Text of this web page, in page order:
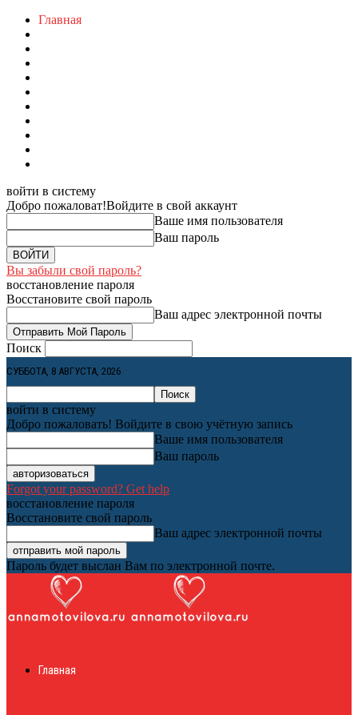
Главная
войти в систему
Добро пожаловат!Войдите в свой аккаунт
Ваше имя пользователя
Ваш пароль
Вы забыли свой пароль?
восстановление пароля
Восстановите свой пароль
Ваш адрес электронной почты
Поиск
СУББОТА, 8 АВГУСТА, 2026
войти в систему
Добро пожаловать! Войдите в свою учётную запись
Ваше имя пользователя
Ваш пароль
Forgot your password? Get help
восстановление пароля
Восстановите свой пароль
Ваш адрес электронной почты
Пароль будет выслан Вам по электронной почте.
журналГлавная